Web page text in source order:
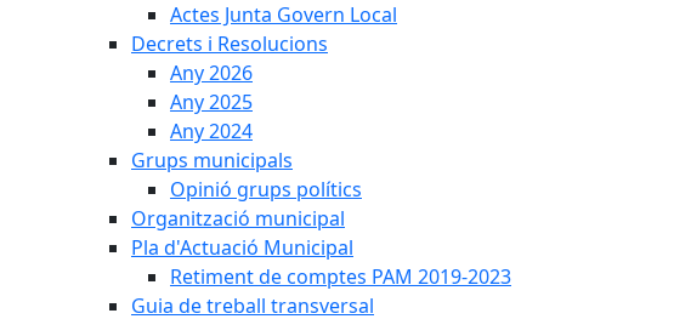
Actes Junta Govern Local
Decrets i Resolucions
Any 2026
Any 2025
Any 2024
Grups municipals
Opinió grups polítics
Organització municipal
Pla d'Actuació Municipal
Retiment de comptes PAM 2019-2023
Guia de treball transversal